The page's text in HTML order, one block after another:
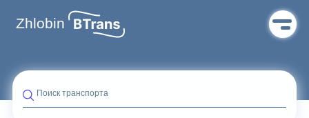
Zhlobin
Поиск транспорта